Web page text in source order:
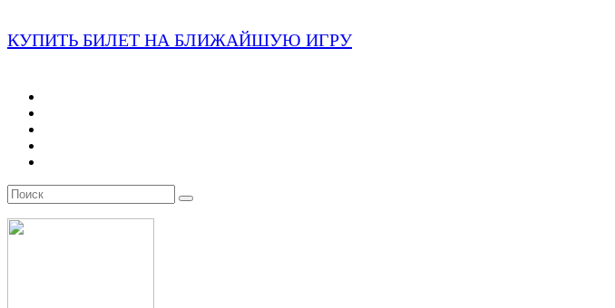
КУПИТЬ БИЛЕТ НА БЛИЖАЙШУЮ ИГРУ